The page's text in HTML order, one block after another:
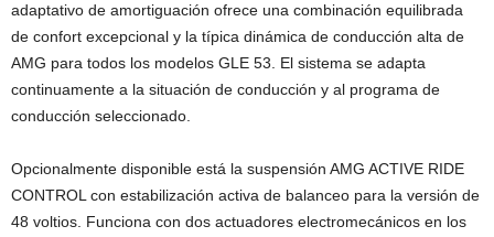
adaptativo de amortiguación ofrece una combinación equilibrada
de confort excepcional y la típica dinámica de conducción alta de
AMG para todos los modelos GLE 53. El sistema se adapta
continuamente a la situación de conducción y al programa de
conducción seleccionado.
Opcionalmente disponible está la suspensión AMG ACTIVE RIDE
CONTROL con estabilización activa de balanceo para la versión de
48 voltios. Funciona con dos actuadores electromecánicos en los